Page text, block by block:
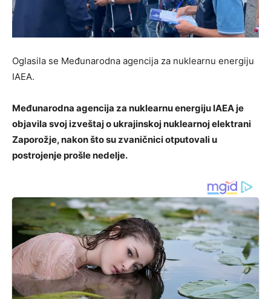
Oglasila se Međunarodna agencija za nuklearnu energiju
IAEA.
Međunarodna agencija za nuklearnu energiju IAEA je
objavila svoj izveštaj o ukrajinskoj nuklearnoj elektrani
Zaporožje, nakon što su zvaničnici otputovali u
postrojenje prošle nedelje.